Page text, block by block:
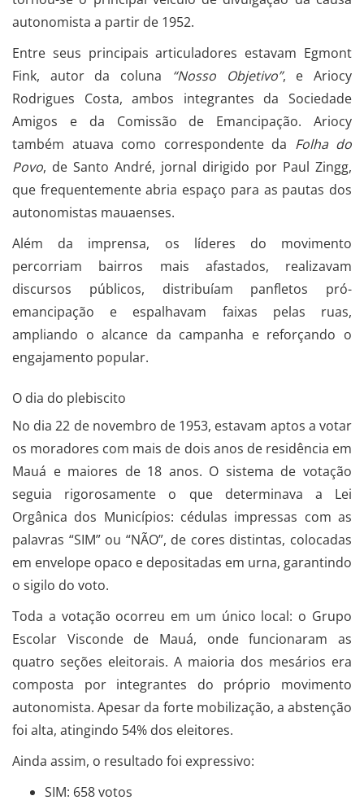
autonomista a partir de 1952.
Entre seus principais articuladores estavam Egmont
Fink, autor da coluna “Nosso Objetivo”, e Ariocy
Rodrigues Costa, ambos integrantes da Sociedade
Amigos e da Comissão de Emancipação. Ariocy
também atuava como correspondente da Folha do
Povo, de Santo André, jornal dirigido por Paul Zingg,
que frequentemente abria espaço para as pautas dos
autonomistas mauaenses.
Além da imprensa, os líderes do movimento
percorriam bairros mais afastados, realizavam
discursos públicos, distribuíam panfletos pró-
emancipação e espalhavam faixas pelas ruas,
ampliando o alcance da campanha e reforçando o
engajamento popular.
O dia do plebiscito
No dia 22 de novembro de 1953, estavam aptos a votar
os moradores com mais de dois anos de residência em
Mauá e maiores de 18 anos. O sistema de votação
seguia rigorosamente o que determinava a Lei
Orgânica dos Municípios: cédulas impressas com as
palavras “SIM” ou “NÃO”, de cores distintas, colocadas
em envelope opaco e depositadas em urna, garantindo
o sigilo do voto.
Toda a votação ocorreu em um único local: o Grupo
Escolar Visconde de Mauá, onde funcionaram as
quatro seções eleitorais. A maioria dos mesários era
composta por integrantes do próprio movimento
autonomista. Apesar da forte mobilização, a abstenção
foi alta, atingindo 54% dos eleitores.
Ainda assim, o resultado foi expressivo:
SIM: 658 votos